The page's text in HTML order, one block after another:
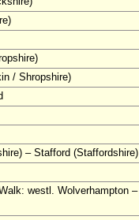
/ Shropshire)
– Stafford (Staffordshire)
westl. Wolverhampton –